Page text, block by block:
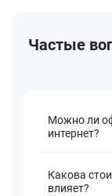
Частые
Можно ли
интернет?
Какова
влияет?